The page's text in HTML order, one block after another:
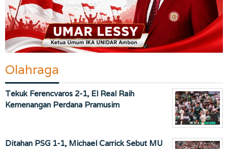
Olahraga
Tekuk Ferencvaros 2-1, El Real Raih
Kemenangan Perdana Pramusim
Ditahan PSG 1-1, Michael Carrick Sebut MU